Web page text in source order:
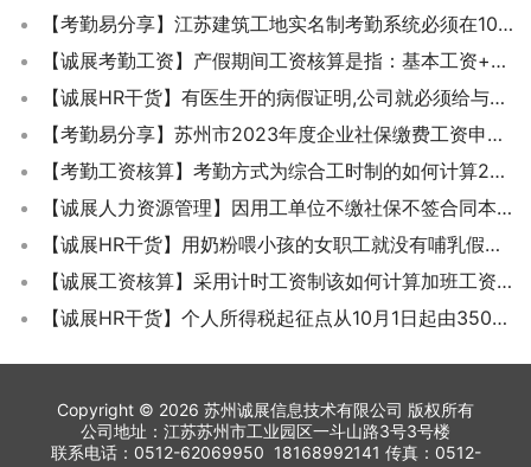
【考勤易分享】江苏建筑工地实名制考勤系统必须在10月1日前完成升级
【诚展考勤工资】产假期间工资核算是指：基本工资+福利（含各类补贴+岗位技能补贴+工龄津贴）吗？
【诚展HR干货】有医生开的病假证明,公司就必须给与员工批准病假吗？
【考勤易分享】苏州市2023年度企业社保缴费工资申报操作方法
【考勤工资核算】考勤方式为综合工时制的如何计算2020年1月的出勤工时和工资？
【诚展人力资源管理】因用工单位不缴社保不签合同本人提出解除劳动关系，经济补偿金应该怎么计算？
【诚展HR干货】用奶粉喂小孩的女职工就没有哺乳假吗？
【诚展工资核算】采用计时工资制该如何计算加班工资？
【诚展HR干货】个人所得税起征点从10月1日起由3500提高到5000每月
Copyright © 2026 苏州诚展信息技术有限公司 版权所有
公司地址：江苏苏州市工业园区一斗山路3号3号楼
联系电话：0512-62069950 18168992141 传真：0512-